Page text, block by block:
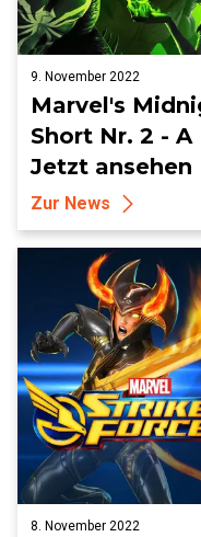
9. November 2022
Marvel's
Short Nr. 2 - A
Jetzt ansehen
Zur News
8. November 2022